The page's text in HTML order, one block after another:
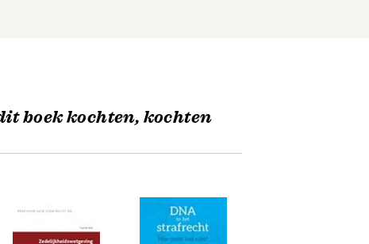
boek kochten, kochten